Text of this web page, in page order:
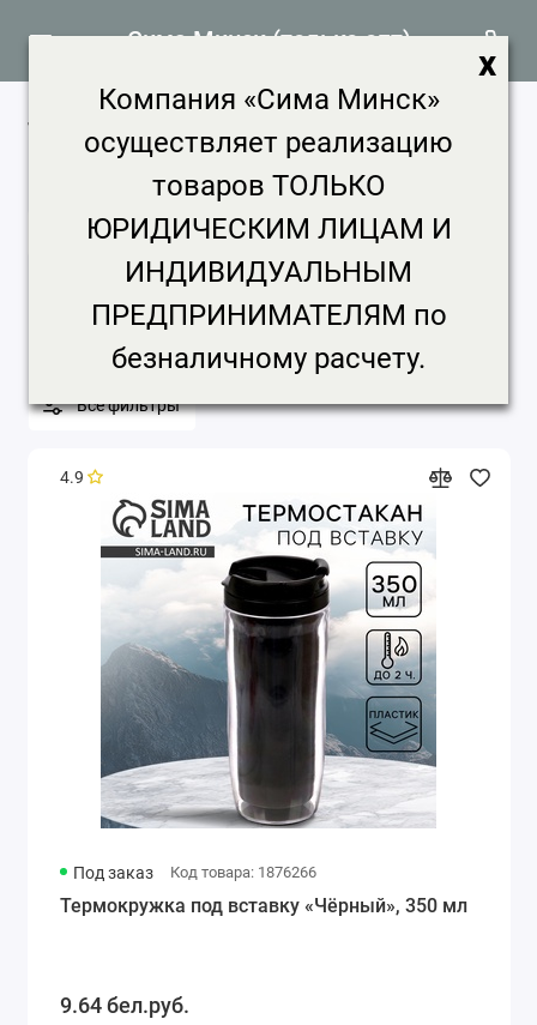
Сима Минск (только опт)
Товары для дома 4200 товаров
Товары для дома
Цена, ₽ Срок доставки
Минимальная партия
Все фильтры
4.9
Под заказ Код товара: 1876266
Термокружка под вставку «Чёрный», 350 мл
9.64 бел.руб.
x
Компания «Сима Минск»
осуществляет реализацию
товаров ТОЛЬКО
ЮРИДИЧЕСКИМ ЛИЦАМ И
ИНДИВИДУАЛЬНЫМ
ПРЕДПРИНИМАТЕЛЯМ по
безналичному расчету.